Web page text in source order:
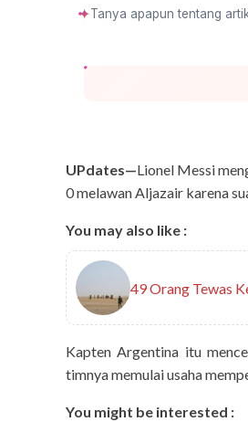
✦
UPdates—Lionel Messi
0 melawan Aljazair karena
You may also like :
49 Orang Tewas
Kapten Argentina itu
timnya memulai usaha
You might be interested :